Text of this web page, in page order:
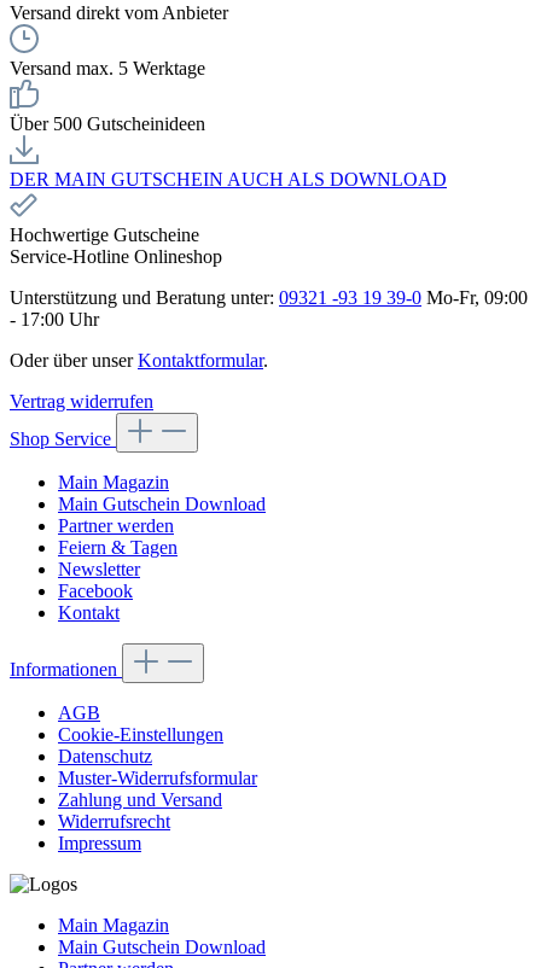
Versand direkt vom Anbieter
Versand max. 5 Werktage
Über 500 Gutscheinideen
DER MAIN GUTSCHEIN AUCH ALS DOWNLOAD
Hochwertige Gutscheine
Service-Hotline Onlineshop
Unterstützung und Beratung unter: 09321 -93 19 39-0 Mo-Fr, 09:00
- 17:00 Uhr
Oder über unserKontaktformular.
Vertrag widerrufen
Shop Service
Main Magazin
Main Gutschein Download
Partner werden
Feiern & Tagen
Newsletter
Facebook
Kontakt
Informationen
AGB
Cookie-Einstellungen
Datenschutz
Muster-Widerrufsformular
Zahlung und Versand
Widerrufsrecht
Impressum
Main Magazin
Main Gutschein Download